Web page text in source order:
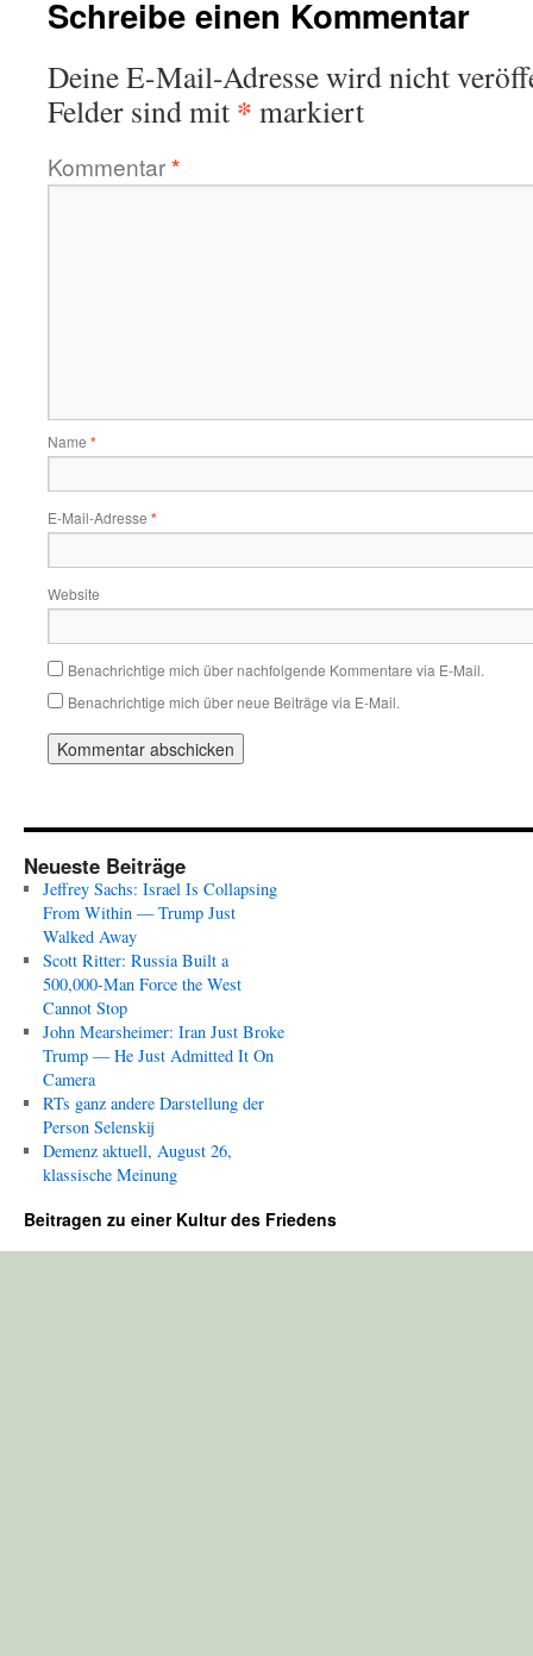
Schreibe einen Kommentar
Deine E-Mail-Adresse wird nicht
Felder sind mit * markiert
Kommentar*
Name *
E-Mail-Adresse *
Website
Benachrichtige mich über nachfolgende Kommentare via E-Mail.
Benachrichtige mich über neue Beiträge via E-Mail.
Neueste Beiträge
Jeffrey Sachs: Israel Is Collapsing
From Within — Trump Just
Walked Away
Scott Ritter: Russia Built a
500,000-Man Force the West
Cannot Stop
John Mearsheimer: Iran Just Broke
Trump — He Just Admitted It On
Camera
RTs ganz andere Darstellung der
Person Selenskij
Demenz aktuell, August 26,
klassische Meinung
Beitragen zu einer Kultur des Friedens